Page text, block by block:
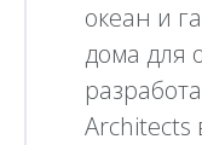
океан и
дома для
Architects